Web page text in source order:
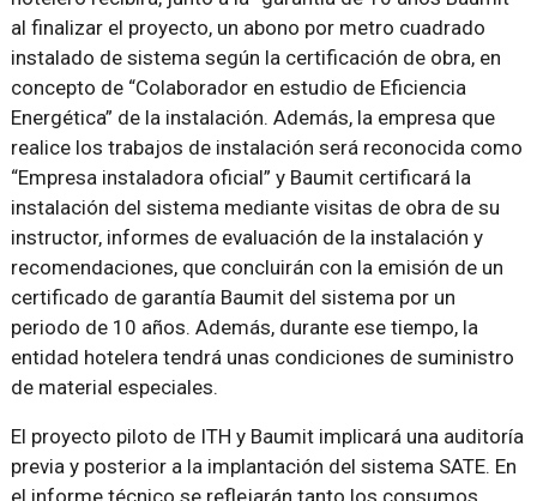
al finalizar el proyecto, un abono por metro cuadrado
instalado de sistema según la certificación de obra, en
concepto de “Colaborador en estudio de Eficiencia
Energética” de la instalación. Además, la empresa que
realice los trabajos de instalación será reconocida como
“Empresa instaladora oficial” y Baumit certificará la
instalación del sistema mediante visitas de obra de su
instructor, informes de evaluación de la instalación y
recomendaciones, que concluirán con la emisión de un
certificado de garantía Baumit del sistema por un
periodo de 10 años. Además, durante ese tiempo, la
entidad hotelera tendrá unas condiciones de suministro
de material especiales.
El proyecto piloto de ITH y Baumit implicará una auditoría
previa y posterior a la implantación del sistema SATE. En
el informe técnico se reflejarán tanto los consumos